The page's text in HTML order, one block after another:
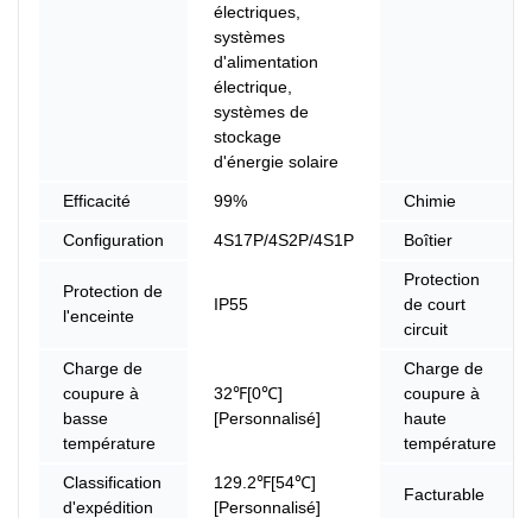
électriques,
systèmes
d'alimentation
électrique,
systèmes de
stockage
d'énergie solaire
Efficacité 99% Chimie
Configuration 4S17P/4S2P/4S1P Boîtier
Protection de
l'enceinte
IP55
Protection
de court
circuit
Charge de
coupure à
basse
température
32℉[0℃]
[Personnalisé]
Charge de
coupure à
haute
température
Classification
d'expédition
129.2℉[54℃]
[Personnalisé]
Facturable